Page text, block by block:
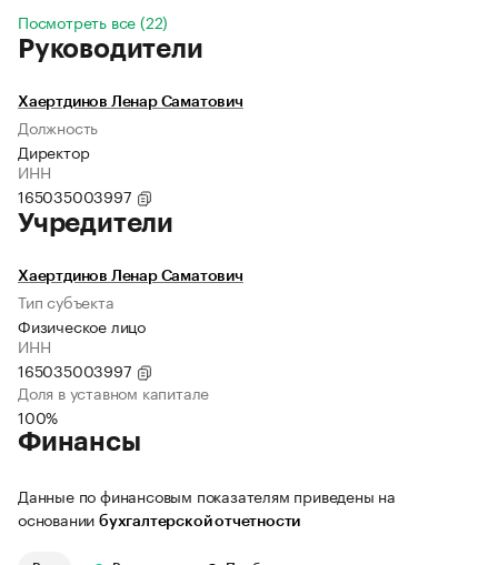
Посмотреть все (22)
Руководители
Хаертдинов Ленар Саматович
Должность
Директор
ИНН
165035003997
Учредители
Хаертдинов Ленар Саматович
Тип субъекта
Физическое лицо
ИНН
165035003997
Доля в уставном капитале
100%
Финансы
Данные по финансовым показателям приведены на
основании бухгалтерской отчетности